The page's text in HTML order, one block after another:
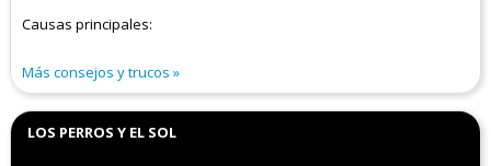
Causas principales:
Más consejos y trucos
LOS PERROS Y EL SOL